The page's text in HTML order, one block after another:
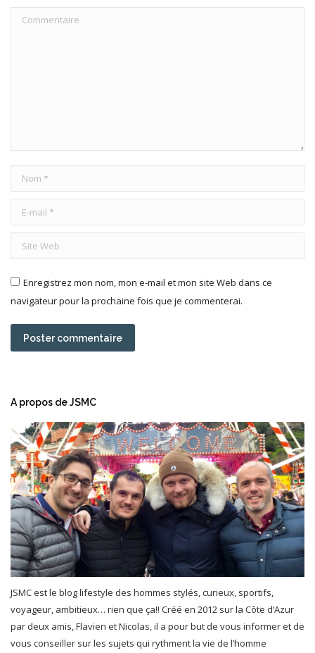
Commentaire
Nom *
E-mail *
Site Web
Enregistrez mon nom, mon e-mail et mon site Web dans ce
navigateur pour la prochaine fois que je commenterai.
Poster commentaire
A propos de JSMC
JSMC est le blog lifestyle des hommes stylés, curieux, sportifs,
voyageur, ambitieux… rien que ça!! Créé en 2012 sur la Côte d’Azur
par deux amis, Flavien et Nicolas, il a pour but de vous informer et de
vous conseiller sur les sujets qui rythment la vie de l’homme